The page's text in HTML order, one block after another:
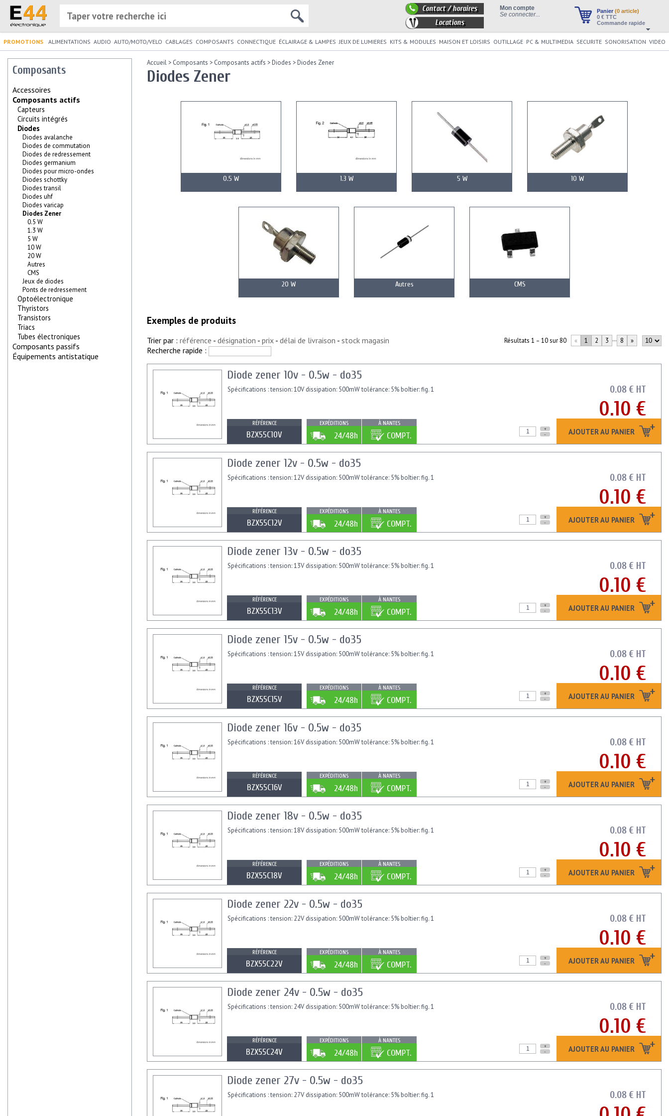
Panier (0 article)
0 € TTC
Commande rapide
Mon compte
Se connecter...
Contact / horaires
Locations
PROMOTIONS ALIMENTATIONS AUDIO AUTO/MOTO/VELO CABLAGES COMPOSANTS CONNECTIQUE ÉCLAIRAGE & LAMPES JEUX DE LUMIERES KITS & MODULES MAISON ET LOISIRS OUTILLAGE PC & MULTIMEDIA SECURITE SONORISATION VIDEO
Composants
Accessoires
Composants actifs
Capteurs
Circuits intégrés
Diodes
Diodes avalanche
Diodes de commutation
Diodes de redressement
Diodes germanium
Diodes pour micro-ondes
Diodes schottky
Diodes transil
Diodes uhf
Diodes varicap
Diodes Zener
0.5 W
1.3 W
5 W
10 W
20 W
Autres
CMS
Jeux de diodes
Ponts de redressement
Optoélectronique
Thyristors
Transistors
Triacs
Tubes électroniques
Composants passifs
Équipements antistatique
Accueil > Composants > Composants actifs >Diodes >Diodes Zener
Diodes Zener
0.5 W 1.3 W 5 W 10 W
20 W Autres CMS
Exemples de produits
Résultats 1 – 10 sur 80 « 1 2 3 ··· 8 »
Trier par : référence - désignation - prix - délai de livraison - stock magasin
Recherche rapide :
0.08 € HT
0.10 €
AJOUTER AU PANIER
Diode zener 10v - 0.5w - do35
Spécifications : tension: 10V dissipation: 500mW tolérance: 5% boîtier: fig. 1
RÉFÉRENCE
BZX55C10V
EXPÉDITIONS
24/48h
À NANTES
COMPT.
+
-
0.08 € HT
0.10 €
AJOUTER AU PANIER
Diode zener 12v - 0.5w - do35
Spécifications : tension: 12V dissipation: 500mW tolérance: 5% boîtier: fig. 1
RÉFÉRENCE
BZX55C12V
EXPÉDITIONS
24/48h
À NANTES
COMPT.
+
-
0.08 € HT
0.10 €
AJOUTER AU PANIER
Diode zener 13v - 0.5w - do35
Spécifications : tension: 13V dissipation: 500mW tolérance: 5% boîtier: fig. 1
RÉFÉRENCE
BZX55C13V
EXPÉDITIONS
24/48h
À NANTES
COMPT.
+
-
0.08 € HT
0.10 €
AJOUTER AU PANIER
Diode zener 15v - 0.5w - do35
Spécifications : tension: 15V dissipation: 500mW tolérance: 5% boîtier: fig. 1
RÉFÉRENCE
BZX55C15V
EXPÉDITIONS
24/48h
À NANTES
COMPT.
+
-
0.08 € HT
0.10 €
AJOUTER AU PANIER
Diode zener 16v - 0.5w - do35
Spécifications : tension: 16V dissipation: 500mW tolérance: 5% boîtier: fig. 1
RÉFÉRENCE
BZX55C16V
EXPÉDITIONS
24/48h
À NANTES
COMPT.
+
-
0.08 € HT
0.10 €
AJOUTER AU PANIER
Diode zener 18v - 0.5w - do35
Spécifications : tension: 18V dissipation: 500mW tolérance: 5% boîtier: fig. 1
RÉFÉRENCE
BZX55C18V
EXPÉDITIONS
24/48h
À NANTES
COMPT.
+
-
0.08 € HT
0.10 €
AJOUTER AU PANIER
Diode zener 22v - 0.5w - do35
Spécifications : tension: 22V dissipation: 500mW tolérance: 5% boîtier: fig. 1
RÉFÉRENCE
BZX55C22V
EXPÉDITIONS
24/48h
À NANTES
COMPT.
+
-
0.08 € HT
0.10 €
AJOUTER AU PANIER
Diode zener 24v - 0.5w - do35
Spécifications : tension: 24V dissipation: 500mW tolérance: 5% boîtier: fig. 1
RÉFÉRENCE
BZX55C24V
EXPÉDITIONS
24/48h
À NANTES
COMPT.
+
-
0.08 € HT
Diode zener 27v - 0.5w - do35
Spécifications : tension: 27V dissipation: 500mW tolérance: 5% boîtier: fig. 1